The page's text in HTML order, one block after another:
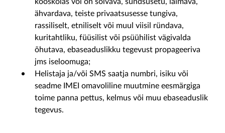
ähvardava, teiste privaatsusesse tungiva,
rassiliselt, etniliselt või muul viisil ründava,
kuritahtliku, füüsilist või psüühilist vägivalda
õhutava, ebaseaduslikku tegevust propageeriva
jms iseloomuga;
Helistaja ja/või SMS saatja numbri, isiku või
seadme IMEI omavoliline muutmine eesmärgiga
toime panna pettus, kelmus või muu ebaseaduslik
tegevus.